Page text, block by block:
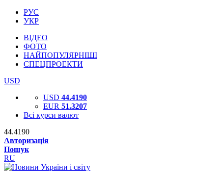
РУС
УКР
ВІДЕО
ФОТО
НАЙПОПУЛЯРНІШІ
СПЕЦПРОЕКТИ
USD
USD 44.4190
EUR 51.3207
Всі курси валют
44.4190
Авторизація
Пошук
RU